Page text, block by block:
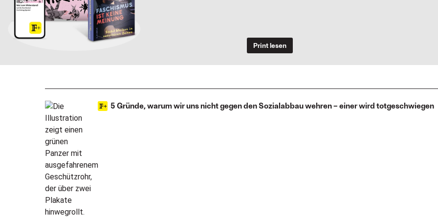
Print lesen
5 Gründe, warum wir uns nicht gegen den Sozialabbau wehren – einer wird totgeschwiegen